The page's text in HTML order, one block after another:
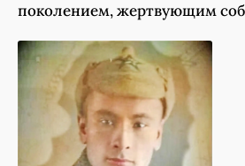
поколением, жертвующим